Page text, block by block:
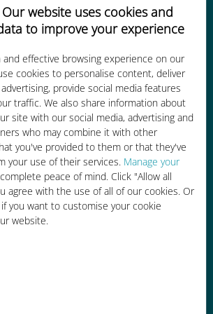
website uses cookies and
to improve your experience
and effective browsing experience on our
cookies to personalise content, deliver
provide social media features
traffic. We also share information about
site with our social media, advertising and
who may combine it with other
you've provided to them or that they've
your use of their services. Manage your
peace of mind. Click "Allow all
agree with the use of all of our cookies. Or
you want to customise your cookie
website.
Rentable
90% más barato que los
de itinerancia con su
operador actual